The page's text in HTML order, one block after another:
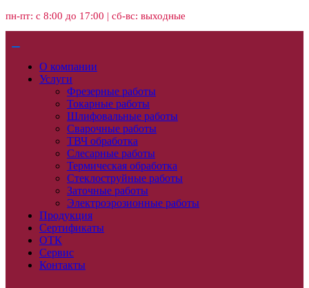
пн-пт: с 8:00 до 17:00 | сб-вс: выходные
О компании
Услуги
Фрезерные работы
Токарные работы
Шлифовальные работы
Сварочные работы
ТВЧ обработка
Слесарные работы
Термическая обработка
Стеклоструйные работы
Заточные работы
Электроэрозионные работы
Продукция
Сертификаты
ОТК
Сервис
Контакты